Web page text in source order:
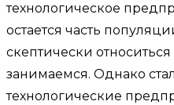
технологическое
остается часть
скептически
занимаемся. Однако
технологические